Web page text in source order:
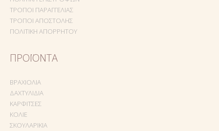
ΤΡΌΠΟΙ ΠΑΡΑΓΓΕΛΊΑΣ
ΤΡΌΠΟΙ ΑΠΟΣΤΟΛΉΣ
ΠΟΛΙΤΙΚΉ ΑΠΟΡΡΉΤΟΥ
ΠΡΟΪΌΝΤΑ
ΒΡΑΧΙΌΛΙΑ
ΔΑΧΤΥΛΊΔΙΑ
ΚΑΡΦΊΤΣΕΣ
ΚΟΛΙΈ
ΣΚΟΥΛΑΡΊΚΙΑ